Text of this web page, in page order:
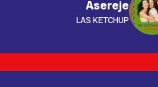
Asereje
LAS KETCHUP